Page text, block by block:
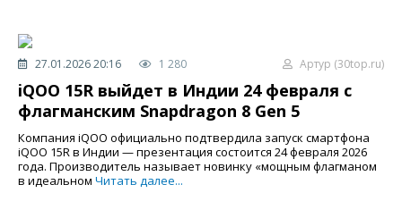
27.01.2026 20:16 1 280 Артур (30top.ru)
iQOO 15R выйдет в Индии 24 февраля с
флагманским Snapdragon 8 Gen 5
Компания iQOO официально подтвердила запуск смартфона
iQOO 15R в Индии — презентация состоится 24 февраля 2026
года. Производитель называет новинку «мощным флагманом
в идеальном Читать далее...